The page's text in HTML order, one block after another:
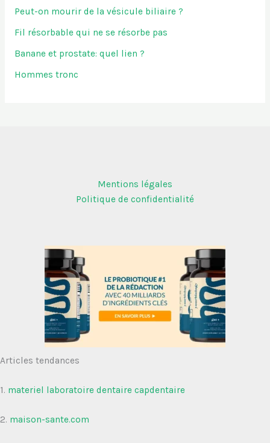
Peut-on mourir de la vésicule biliaire ?
Fil résorbable qui ne se résorbe pas
Banane et prostate: quel lien ?
Hommes tronc
Mentions légales
Politique de confidentialité
Articles tendances
1. materiel laboratoire dentaire capdentaire
2. maison-sante.com